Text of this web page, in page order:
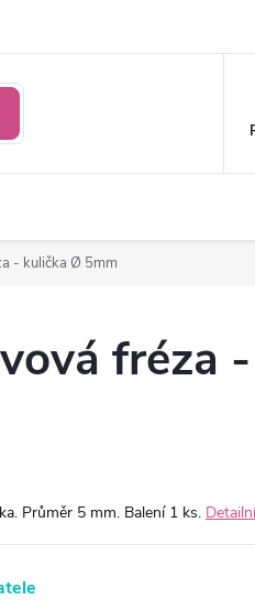
- kulička Ø 5mm
fréza
Průměr 5 mm. Balení 1 ks.